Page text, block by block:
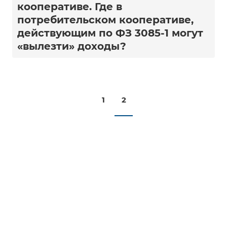
кооперативе. Где в
потребительском кооперативе,
действующим по ФЗ 3085-1 могут
«вылезти» доходы?
1 2